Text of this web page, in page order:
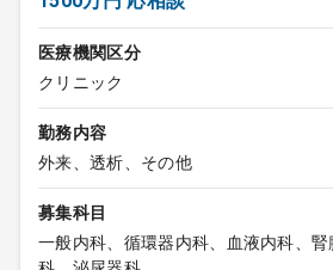
医療機関区分
クリニック
勤務内容
外来、透析、その他
募集科目
一般内科、循環器内科、血液内科、